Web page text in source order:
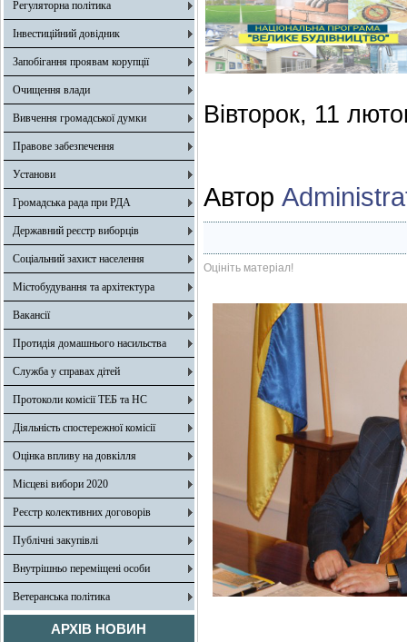
Регуляторна політика
Інвестиційний довідник
Запобігання проявам корупції
Очищення влади
Вивчення громадської думки
Правове забезпечення
Установи
Громадська рада при РДА
Державний реєстр виборців
Соціальний захист населення
Містобудування та архітектура
Вакансії
Протидія домашнього насильства
Служба у справах дітей
Протоколи комісії ТЕБ та НС
Діяльність спостережної комісії
Оцінка впливу на довкілля
Місцеві вибори 2020
Реєстр колективних договорів
Публічні закупівлі
Внутрішньо переміщені особи
Ветеранська політика
АРХІВ НОВИН
Вівторок, 11
Автор
Оцініть матеріал!